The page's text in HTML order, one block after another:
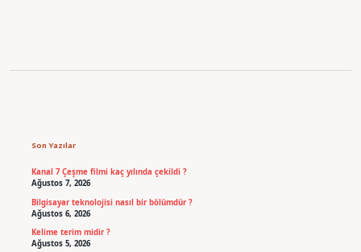
Son Yazılar
Kanal 7 Çeşme filmi kaç yılında çekildi ?
Ağustos 7, 2026
Bilgisayar teknolojisi nasıl bir bölümdür ?
Ağustos 6, 2026
Kelime terim midir ?
Ağustos 5, 2026